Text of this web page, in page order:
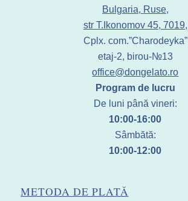
Bulgaria, Ruse,
str T.Ikonomov 45, 7019,
Cplx. com.”Charodeyka”
etaj-2, birou-№13
office@dongelato.ro
Program de lucru
De luni până vineri:
10:00-16:00
Sâmbătă:
10:00-12:00
METODA DE PLATĂ